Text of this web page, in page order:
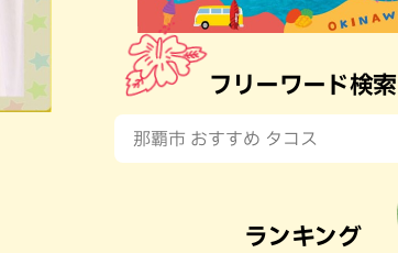
フリーワード検索
ランキング